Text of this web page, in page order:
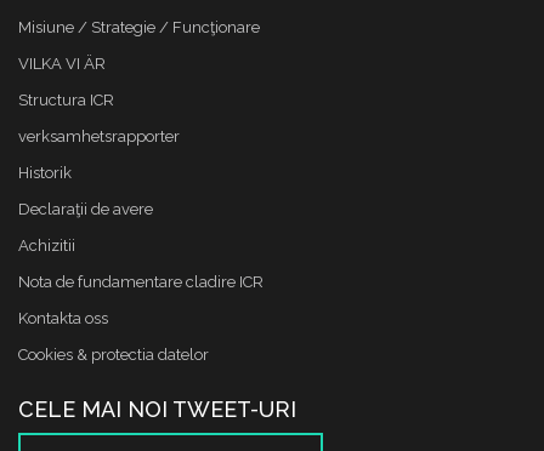
Misiune / Strategie / Funcţionare
VILKA VI ÄR
Structura ICR
verksamhetsrapporter
Historik
Declaraţii de avere
Achizitii
Nota de fundamentare cladire ICR
Kontakta oss
Cookies & protectia datelor
CELE MAI NOI TWEET-URI